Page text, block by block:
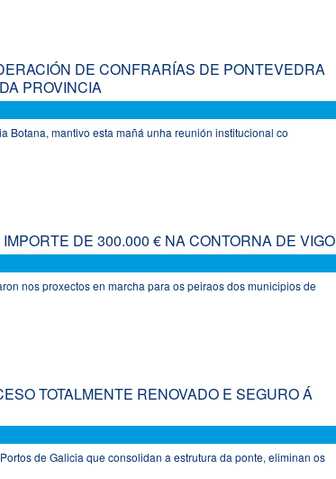
DE CONFRARÍAS DE PONTEVEDRA
PROVINCIA
Botana, mantivo esta mañá unha reunión institucional co
DE 300.000 € NA CONTORNA DE VIGO
nos proxectos en marcha para os peiraos dos municipios de
TOTALMENTE RENOVADO E SEGURO Á
de Galicia que consolidan a estrutura da ponte, eliminan os